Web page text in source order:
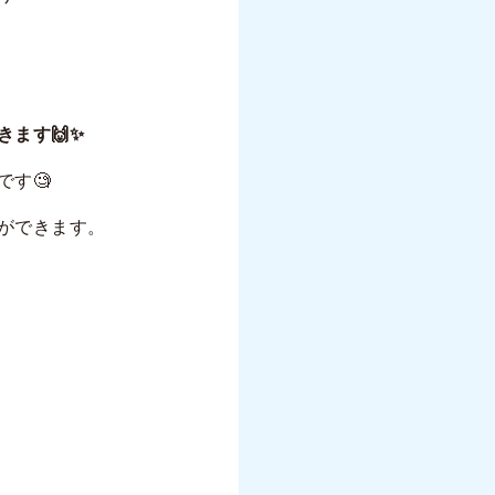
ます🙌✨
す🧐
できます。